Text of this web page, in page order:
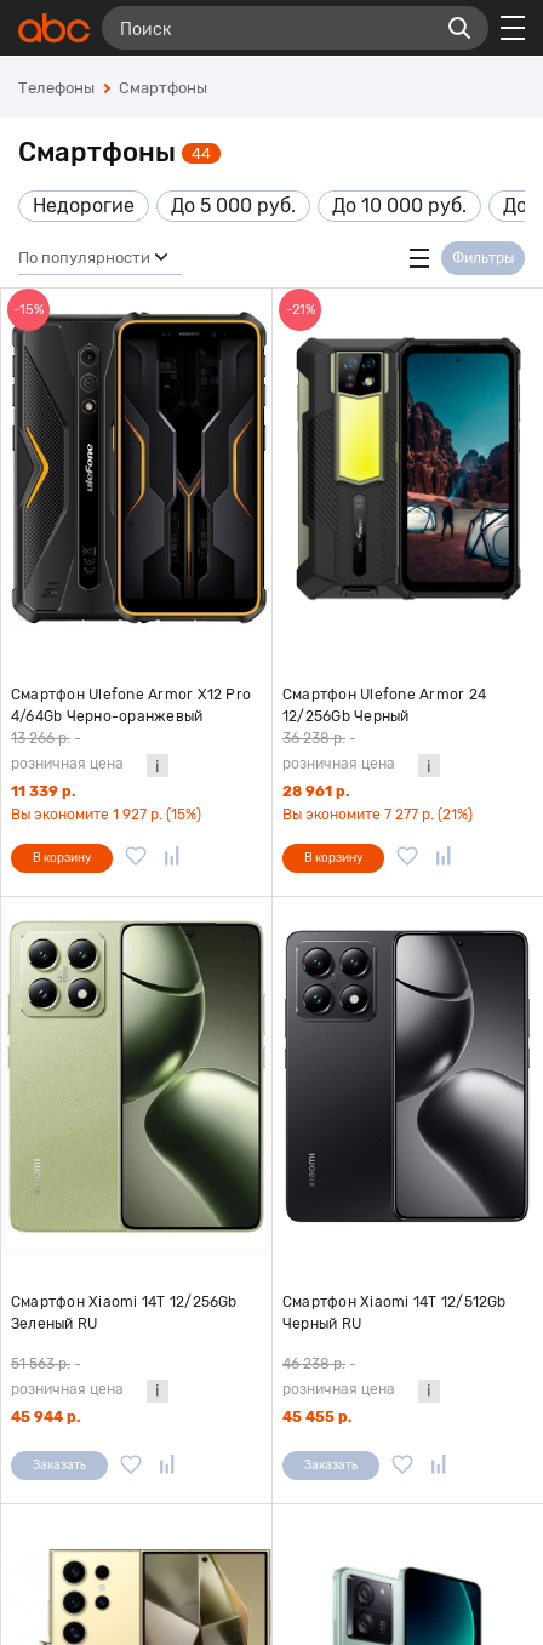
Телефоны Смартфоны
Смартфоны 44
Недорогие До 5 000 руб. До 10 000 руб. До
По популярности Фильтры
-15%
Смартфон Ulefone Armor X12 Pro
4/64Gb Черно-оранжевый
13 266 р. -
розничная цена
11 339 р.
Вы экономите 1 927 р. (15%)
В корзину
-21%
Смартфон Ulefone Armor 24
12/256Gb Черный
36 238 р. -
розничная цена
28 961 р.
Вы экономите 7 277 р. (21%)
В корзину
Смартфон Xiaomi 14T 12/256Gb
Зеленый RU
51 563 р. -
розничная цена
45 944 р.
Заказать
Смартфон Xiaomi 14T 12/512Gb
Черный RU
46 238 р. -
розничная цена
45 455 р.
Заказать